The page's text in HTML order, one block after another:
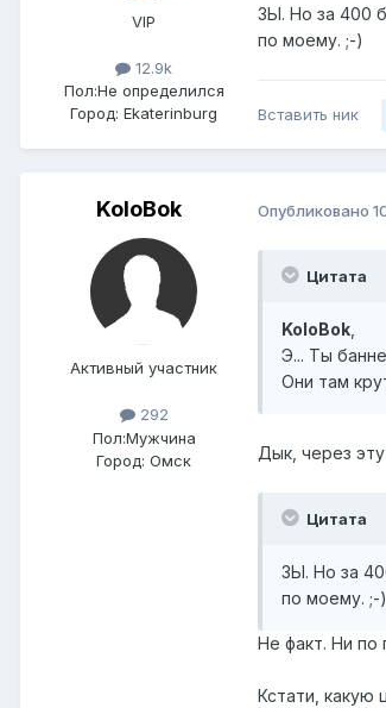
VIP
12.9k
Пол:Не определился
Город: Ekaterinburg
ЗЫ. Но за 400
по моему. ;-)
Вставить ник
KoloBok
Активный участник
292
Пол:Мужчина
Город: Омск
Опубликовано
Цитата
KoloBok
Э... Ты
Они там
Дык, через
Цитата
ЗЫ. Но за
по моему. ;-)
Не факт. Ни
Кстати, какую